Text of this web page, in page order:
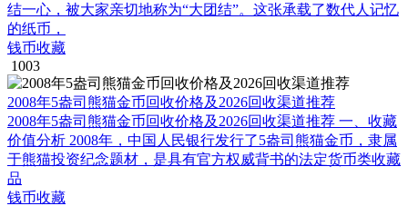
结一心，被大家亲切地称为“大团结”。这张承载了数代人记忆
的纸币，
钱币收藏
1003
2008年5盎司熊猫金币回收价格及2026回收渠道推荐
2008年5盎司熊猫金币回收价格及2026回收渠道推荐 一、收藏
价值分析 2008年，中国人民银行发行了5盎司熊猫金币，隶属
于熊猫投资纪念题材，是具有官方权威背书的法定货币类收藏
品
钱币收藏